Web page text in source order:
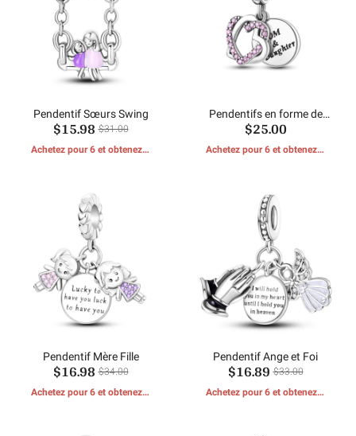
Pendentif Sœurs Swing
$15.98 $31.00
Achetez pour 6 et obtenez 1
Pendentifs en forme de
double coeur rond
$25.00
Achetez pour 6 et obtenez 1
Pendentif Mère Fille
$16.98 $34.00
Achetez pour 6 et obtenez 1
Pendentif Ange et Foi
$16.89 $33.00
Achetez pour 6 et obtenez 1